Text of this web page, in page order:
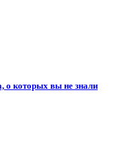
о которых вы не знали